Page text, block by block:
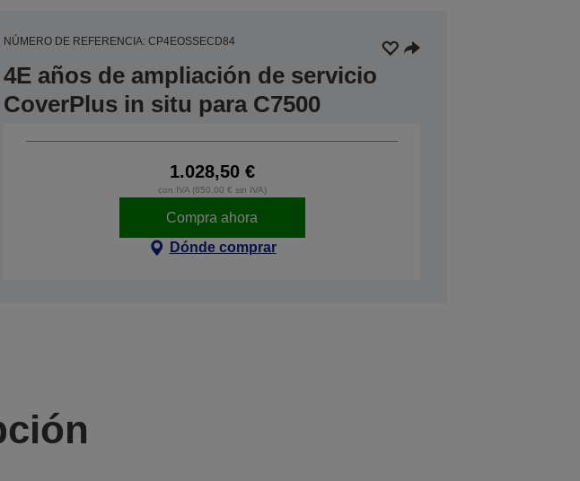
NÚMERO DE REFERENCIA: CP4EOSSECD84
4E años de ampliación de servicio
CoverPlus in situ para C7500
1.028,50 €
con IVA (850,00 € sin IVA)
Compra ahora
Dónde comprar